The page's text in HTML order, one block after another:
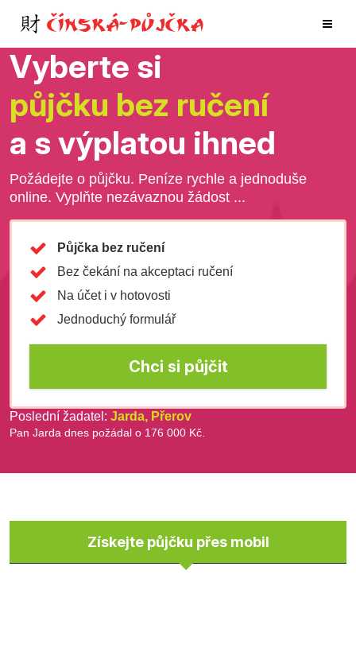
Vyberte si
půjčku bez ručení
a s výplatou ihned
Požádejte o půjčku. Peníze rychle a jednoduše
online. Vyplňte nezávaznou žádost ...
Půjčka bez ručení
Bez čekání na akceptaci ručení
Na účet i v hotovosti
Jednoduchý formulář
Chci si půjčit
Poslední žadatel: Jarda, Přerov
Pan Jarda dnes požádal o 176 000 Kč.
Získejte půjčku přes mobil